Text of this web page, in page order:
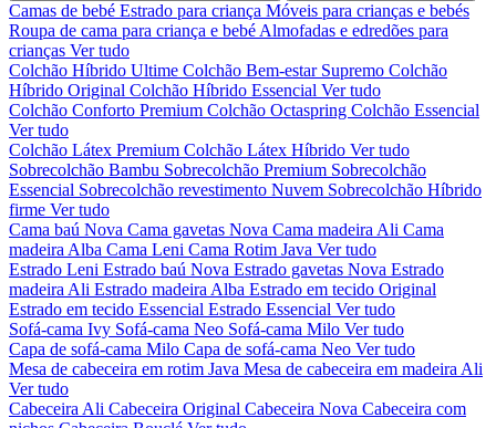
Camas de bebé Estrado para criança Móveis para crianças e bebés
Roupa de cama para criança e bebé Almofadas e edredões para
crianças Ver tudo
Colchão Híbrido Ultime Colchão Bem-estar Supremo Colchão
Híbrido Original Colchão Híbrido Essencial Ver tudo
Colchão Conforto Premium Colchão Octaspring Colchão Essencial
Ver tudo
Colchão Látex Premium Colchão Látex Híbrido Ver tudo
Sobrecolchão Bambu Sobrecolchão Premium Sobrecolchão
Essencial Sobrecolchão revestimento Nuvem Sobrecolchão Híbrido
firme Ver tudo
Cama baú Nova Cama gavetas Nova Cama madeira Ali Cama
madeira Alba Cama Leni Cama Rotim Java Ver tudo
Estrado Leni Estrado baú Nova Estrado gavetas Nova Estrado
madeira Ali Estrado madeira Alba Estrado em tecido Original
Estrado em tecido Essencial Estrado Essencial Ver tudo
Sofá-cama Ivy Sofá-cama Neo Sofá-cama Milo Ver tudo
Capa de sofá-cama Milo Capa de sofá-cama Neo Ver tudo
Mesa de cabeceira em rotim Java Mesa de cabeceira em madeira Ali
Ver tudo
Cabeceira Ali Cabeceira Original Cabeceira Nova Cabeceira com